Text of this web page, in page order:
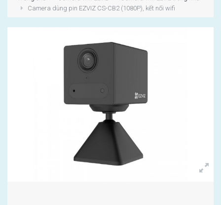
Camera dùng pin EZVIZ CS-CB2 (1080P), kết nối wifi